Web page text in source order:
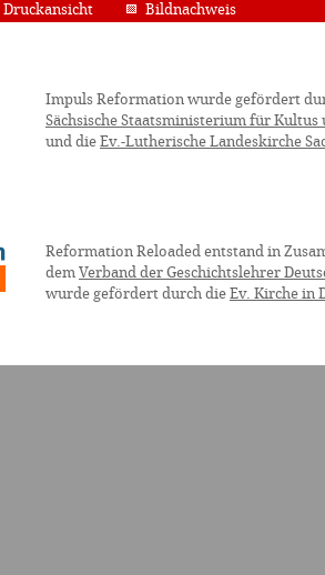
Druckansicht Bildnachweis
Impuls Reformation wurde gefördert
Sächsische Staatsministerium für Kultus
und die Ev.-Lutherische Landeskirche
Reformation Reloaded entstand in
dem Verband der Geschichtslehrer
wurde gefördert durch die Ev. Kirche in